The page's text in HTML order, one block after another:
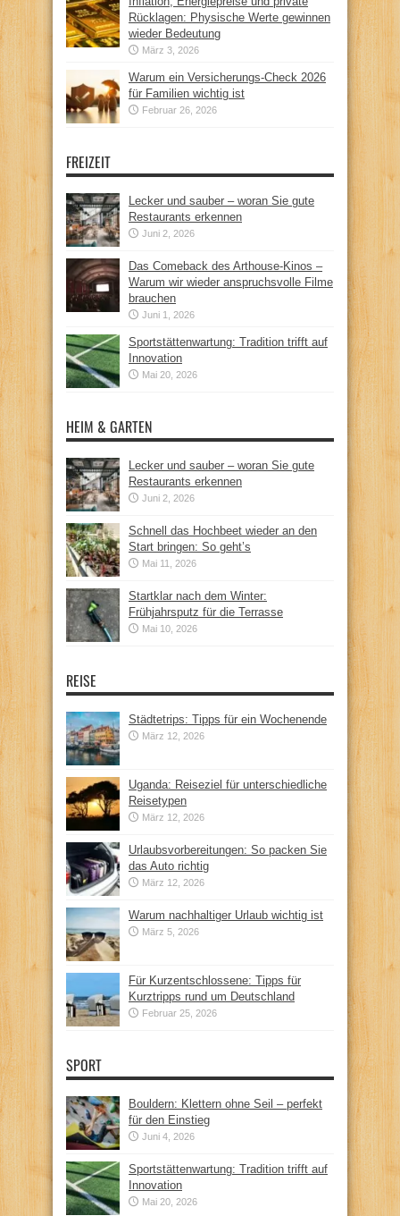
Rücklagen: Physische Werte gewinnen
wieder Bedeutung
März 3, 2026
Warum ein Versicherungs-Check 2026
für Familien wichtig ist
Februar 26, 2026
FREIZEIT
Lecker und sauber – woran Sie gute
Restaurants erkennen
Juni 2, 2026
Das Comeback des Arthouse-Kinos –
Warum wir wieder anspruchsvolle Filme
brauchen
Juni 1, 2026
Sportstättenwartung: Tradition trifft auf
Innovation
Mai 20, 2026
HEIM & GARTEN
Lecker und sauber – woran Sie gute
Restaurants erkennen
Juni 2, 2026
Schnell das Hochbeet wieder an den
Start bringen: So geht’s
Mai 11, 2026
Startklar nach dem Winter:
Frühjahrsputz für die Terrasse
Mai 10, 2026
REISE
Städtetrips: Tipps für ein Wochenende
März 12, 2026
Uganda: Reiseziel für unterschiedliche
Reisetypen
März 12, 2026
Urlaubsvorbereitungen: So packen Sie
das Auto richtig
März 12, 2026
Warum nachhaltiger Urlaub wichtig ist
März 5, 2026
Für Kurzentschlossene: Tipps für
Kurztripps rund um Deutschland
Februar 25, 2026
SPORT
Bouldern: Klettern ohne Seil – perfekt
für den Einstieg
Juni 4, 2026
Sportstättenwartung: Tradition trifft auf
Innovation
Mai 20, 2026